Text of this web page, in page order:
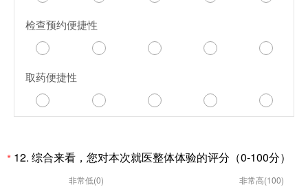
检查预约便捷性
取药便捷性
* 12. 综合来看，您对本次就医整体体验的评分（0-100分）
非常低(0) 非常高(100)